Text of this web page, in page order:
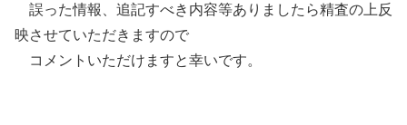
誤った情報、追記すべき内容等ありましたら精査の上反
映させていただきますので
コメントいただけますと幸いです。